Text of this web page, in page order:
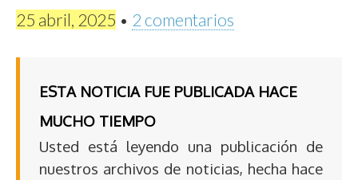
25 abril, 2025 • 2 comentarios
ESTA NOTICIA FUE PUBLICADA HACE
MUCHO TIEMPO
Usted está leyendo una publicación de
nuestros archivos de noticias, hecha hace